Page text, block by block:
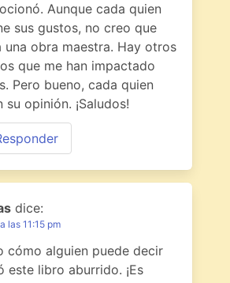
Aunque cada quien
sus gustos, no creo que
una obra maestra. Hay otros
que me han impactado
Pero bueno, cada quien
su opinión. ¡Saludos!
dice:
las 11:15 pm
cómo alguien puede decir
este libro aburrido. ¡Es